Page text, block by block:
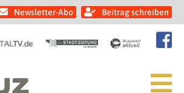
Newsletter-Abo Beitrag schreiben